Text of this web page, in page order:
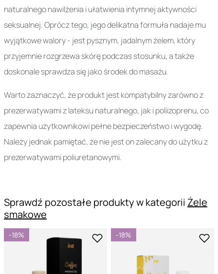
naturalnego nawilżenia i ułatwienia intymnej aktywności
seksualnej. Oprócz tego, jego delikatna formuła nadaje mu
wyjątkowe walory - jest pysznym, jadalnym żelem, który
przyjemnie rozgrzewa skórę podczas stosunku, a także
doskonale sprawdza się jako środek do masażu.
Warto zaznaczyć, że produkt jest kompatybilny zarówno z
prezerwatywami z lateksu naturalnego, jak i poliizoprenu, co
zapewnia użytkownikowi pełne bezpieczeństwo i wygodę.
Należy jednak pamiętać, że nie jest on zalecany do użytku z
prezerwatywami poliuretanowymi.
Sprawdź pozostałe produkty w kategorii Żele
smakowe
-18% -18%